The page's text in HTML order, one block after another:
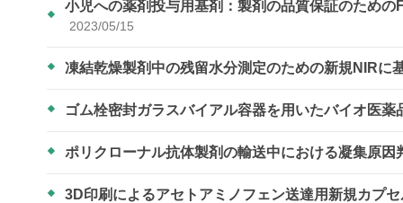
小児への薬剤投与用基剤：製剤の品質保証のため
2023/05/15
凍結乾燥製剤中の残留水分測定のための新規NIRに
ゴム栓密封ガラスバイアル容器を用いたバイオ医
ポリクローナル抗体製剤の輸送中における凝集原
3D印刷によるアセトアミノフェン送達用新規カプ